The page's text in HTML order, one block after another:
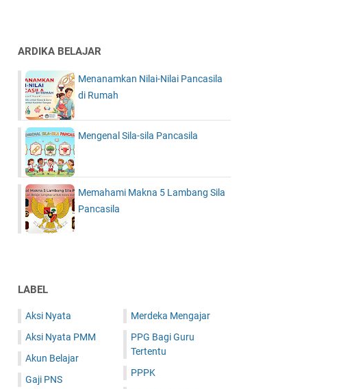
ARDIKA BELAJAR
Menanamkan Nilai-Nilai Pancasila
di Rumah
Mengenal Sila-sila Pancasila
Memahami Makna 5 Lambang Sila
Pancasila
LABEL
Aksi Nyata
Aksi Nyata PMM
Akun Belajar
Gaji PNS
Merdeka Mengajar
PPG Bagi Guru
Tertentu
PPPK